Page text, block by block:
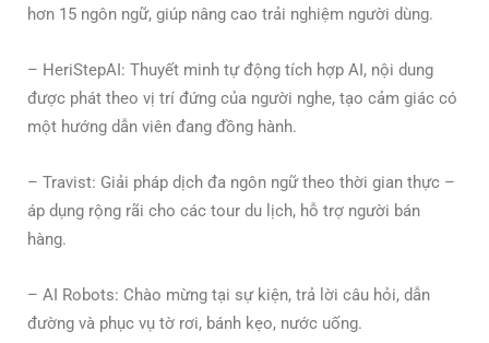
hơn 15 ngôn ngữ, giúp nâng cao trải nghiệm người dùng.
– HeriStepAI: Thuyết minh tự động tích hợp AI, nội dung
được phát theo vị trí đứng của người nghe, tạo cảm giác có
một hướng dẫn viên đang đồng hành.
– Travist: Giải pháp dịch đa ngôn ngữ theo thời gian thực –
áp dụng rộng rãi cho các tour du lịch, hỗ trợ người bán
hàng.
– AI Robots: Chào mừng tại sự kiện, trả lời câu hỏi, dẫn
đường và phục vụ tờ rơi, bánh kẹo, nước uống.